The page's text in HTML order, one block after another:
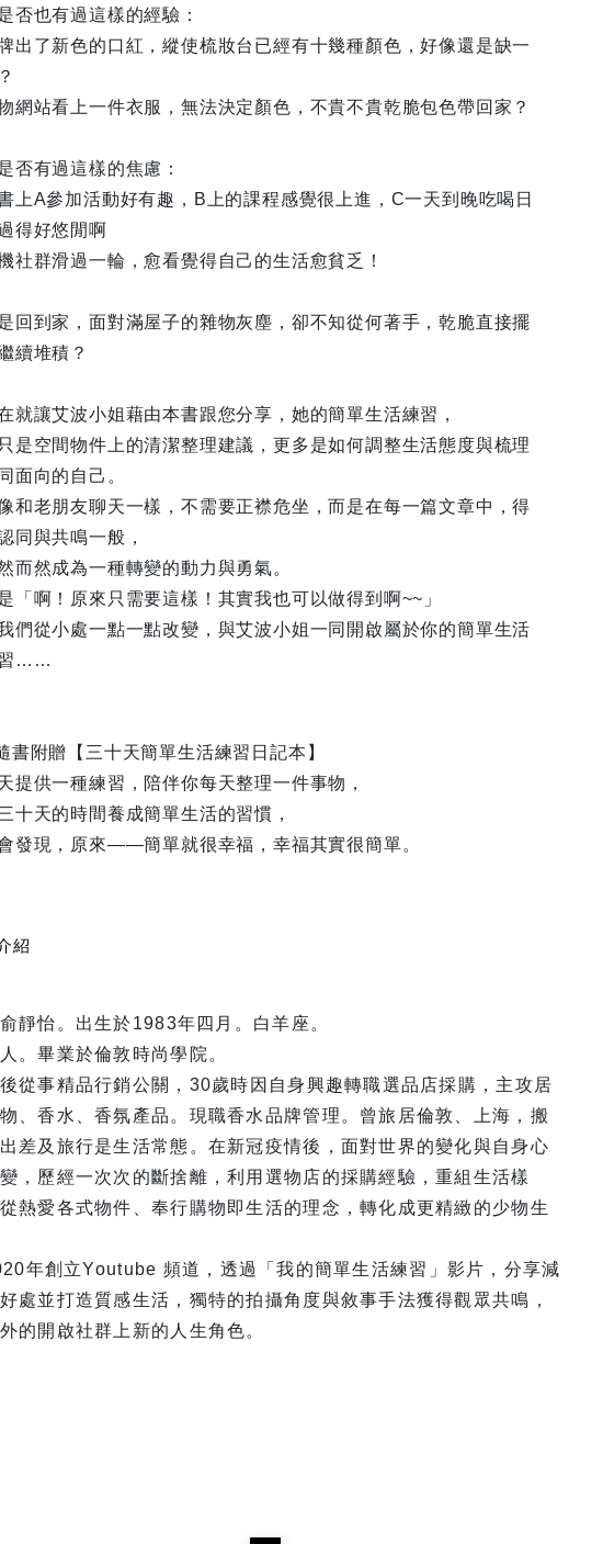
否也有過這樣的經驗：
出了新色的口紅，縱使梳妝台已經有十幾種顏色，好像還是缺一
網站看上一件衣服，無法決定顏色，不貴不貴乾脆包色帶回家？
否有過這樣的焦慮：
上A參加活動好有趣，B上的課程感覺很上進，C一天到晚吃喝日
得好悠閒啊
社群滑過一輪，愈看覺得自己的生活愈貧乏！
回到家，面對滿屋子的雜物灰塵，卻不知從何著手，乾脆直接擺
續堆積？
就讓艾波小姐藉由本書跟您分享，她的簡單生活練習，
是空間物件上的清潔整理建議，更多是如何調整生活態度與梳理
面向的自己。
和老朋友聊天一樣，不需要正襟危坐，而是在每一篇文章中，得
同與共鳴一般，
而然成為一種轉變的動力與勇氣。
「啊！原來只需要這樣！其實我也可以做得到啊~~」
們從小處一點一點改變，與艾波小姐一同開啟屬於你的簡單生活
……
書附贈【三十天簡單生活練習日記本】
提供一種練習，陪伴你每天整理一件事物，
十天的時間養成簡單生活的習慣，
發現，原來——簡單就很幸福，幸福其實很簡單。
紹
靜怡。出生於1983年四月。白羊座。
。畢業於倫敦時尚學院。
從事精品行銷公關，30歲時因自身興趣轉職選品店採購，主攻居
、香水、香氛產品。現職香水品牌管理。曾旅居倫敦、上海，搬
差及旅行是生活常態。在新冠疫情後，面對世界的變化與自身心
，歷經一次次的斷捨離，利用選物店的採購經驗，重組生活樣
熱愛各式物件、奉行購物即生活的理念，轉化成更精緻的少物生
年創立Youtube 頻道，透過「我的簡單生活練習」影片，分享減
處並打造質感生活，獨特的拍攝角度與敘事手法獲得觀眾共鳴，
的開啟社群上新的人生角色。